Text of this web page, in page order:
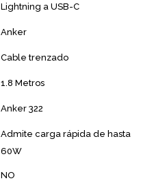
Lightning a USB-C
Anker
Cable trenzado
1.8 Metros
Anker 322
Admite carga rápida de hasta
60W
NO